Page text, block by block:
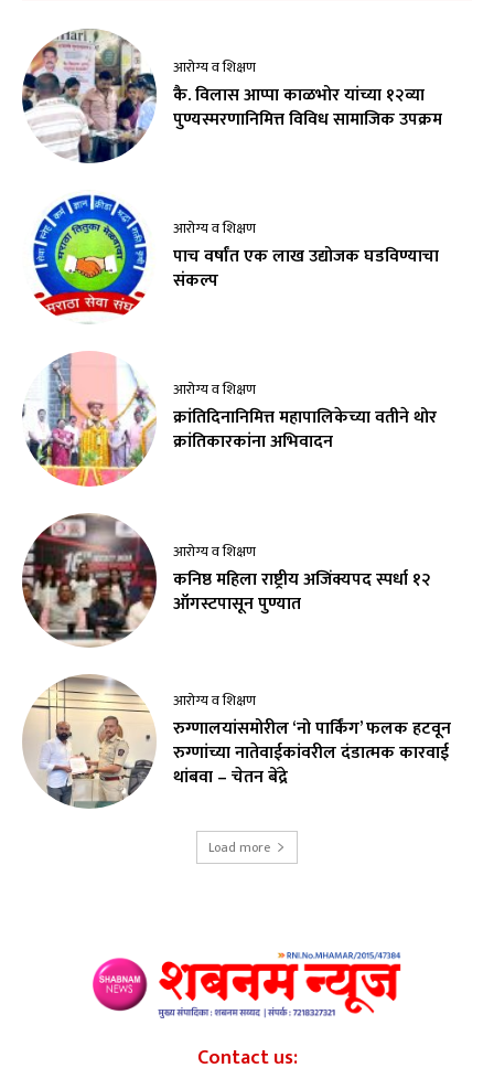
आरोग्य व शिक्षण
कै. विलास आप्पा काळभोर यांच्या १२व्या
पुण्यस्मरणानिमित्त विविध सामाजिक उपक्रम
आरोग्य व शिक्षण
पाच वर्षांत एक लाख उद्योजक घडविण्याचा
संकल्प
आरोग्य व शिक्षण
क्रांतिदिनानिमित्त महापालिकेच्या वतीने थोर
क्रांतिकारकांना अभिवादन
आरोग्य व शिक्षण
कनिष्ठ महिला राष्ट्रीय अजिंक्यपद स्पर्धा १२
ऑगस्टपासून पुण्यात
आरोग्य व शिक्षण
रुग्णालयांसमोरील ‘नो पार्किंग’ फलक हटवून
रुग्णांच्या नातेवाईकांवरील दंडात्मक कारवाई
थांबवा – चेतन बेंद्रे
Load more
Contact us: